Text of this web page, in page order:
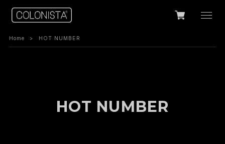
Home HOT NUMBER
HOT NUMBER